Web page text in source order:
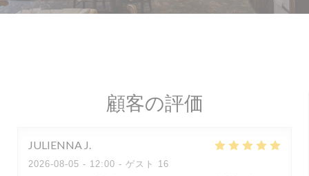
顧客の評価
JULIENNA J
2026-08-05 - 12:00 - ゲスト 16